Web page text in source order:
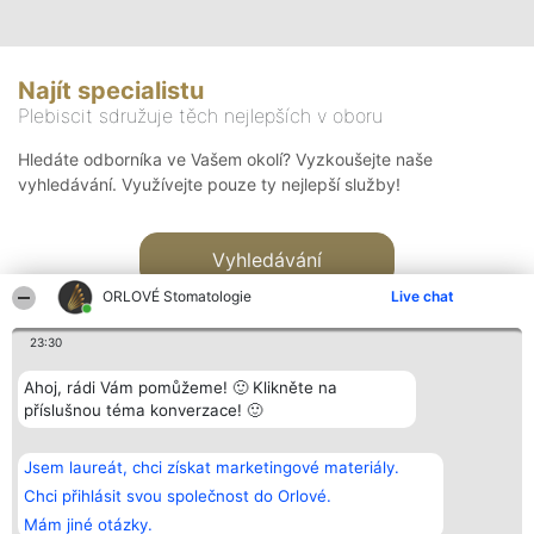
ORLOVÉ Stomatologie Live chat
23:30
Ahoj, rádi Vám pomůžeme! 🙂 Klikněte na
příslušnou téma konverzace! 🙂
Jsem laureát, chci získat marketingové materiály.
Chci přihlásit svou společnost do Orlové.
Mám jiné otázky.
Najít specialistu
Plebiscit sdružuje těch nejlepších v oboru
Hledáte odborníka ve Vašem okolí? Vyzkoušejte naše
vyhledávání. Využívejte pouze ty nejlepší služby!
Vyhledávání
Bright Side Solutions sp. z o.
o. sp. k.
ul. Ruska 22
Wrocław 50-079
KRS 0000749100 | Regon
Vítězové
Seznam všech
laureátů
Zásady
Kontakt